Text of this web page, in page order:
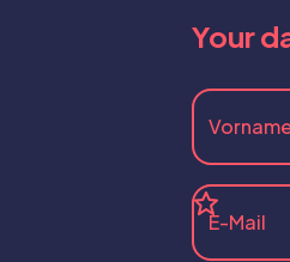
Your